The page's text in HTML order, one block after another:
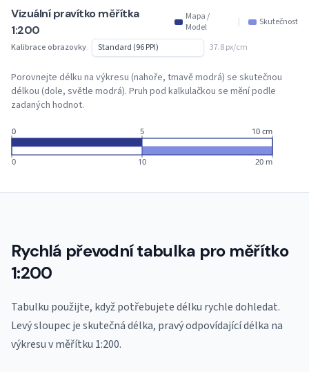
Vizuální pravítko měřítka
1:200
Mapa /
Model
| Skutečnost
Kalibrace obrazovky 37.8 px/cm
Porovnejte délku na výkresu (nahoře, tmavě modrá) se skutečnou
délkou (dole, světle modrá). Pruh pod kalkulačkou se mění podle
zadaných hodnot.
0
0
5
10
10 cm
20 m
Rychlá převodní tabulka pro měřítko
1:200
Tabulku použijte, když potřebujete délku rychle dohledat.
Levý sloupec je skutečná délka, pravý odpovídající délka na
výkresu v měřítku 1:200.